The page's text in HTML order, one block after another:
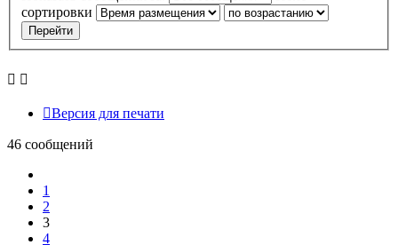
сортировки
Версия для печати
46 сообщений
1
2
3
4